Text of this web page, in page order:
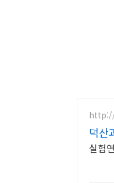
덕산
실험